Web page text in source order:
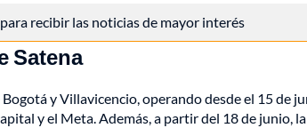
para recibir las noticias de mayor interés
Satena
y Villavicencio, operando desde el 15 de
y el Meta. Además, a partir del 18 de junio,